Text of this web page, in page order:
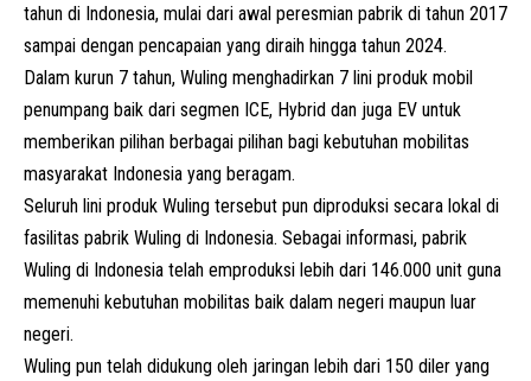
tahun di Indonesia, mulai dari awal peresmian pabrik di tahun 2017
sampai dengan pencapaian yang diraih hingga tahun 2024.
Dalam kurun 7 tahun, Wuling menghadirkan 7 lini produk mobil
penumpang baik dari segmen ICE, Hybrid dan juga EV untuk
memberikan pilihan berbagai pilihan bagi kebutuhan mobilitas
masyarakat Indonesia yang beragam.
Seluruh lini produk Wuling tersebut pun diproduksi secara lokal di
fasilitas pabrik Wuling di Indonesia. Sebagai informasi, pabrik
Wuling di Indonesia telah emproduksi lebih dari 146.000 unit guna
memenuhi kebutuhan mobilitas baik dalam negeri maupun luar
negeri.
Wuling pun telah didukung oleh jaringan lebih dari 150 diler yang